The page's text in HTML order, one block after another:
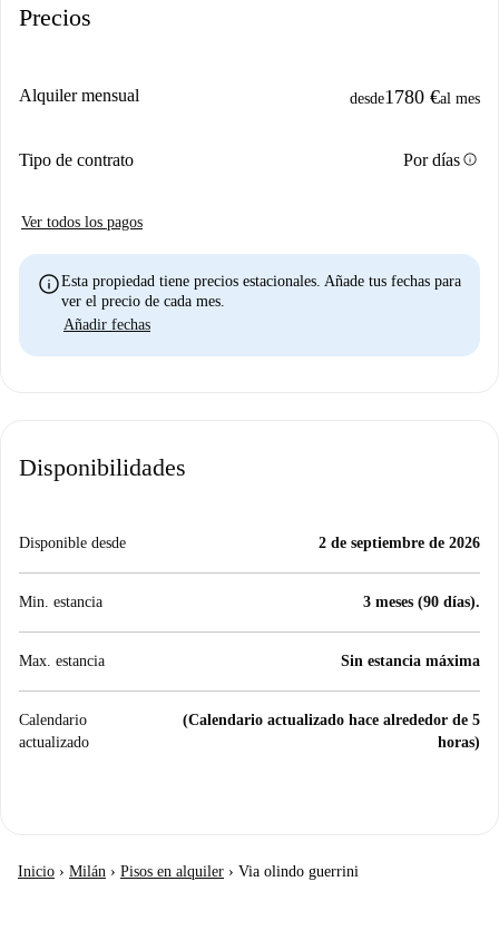
Precios
Alquiler mensual desde1780 €al mes
Tipo de contrato Por díasinfo
Ver todos los pagos
infoEsta propiedad tiene precios estacionales. Añade tus fechas para
ver el precio de cada mes.
Añadir fechas
Disponibilidades
Disponible desde 2 de septiembre de 2026
Min. estancia 3 meses (90 días).
Max. estancia Sin estancia máxima
Calendario
actualizado
(Calendario actualizado hace alrededor de 5
horas)
Inicio › Milán › Pisos en alquiler › Via olindo guerrini